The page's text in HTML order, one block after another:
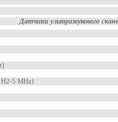
Датчики ультразвукового
5 MHz)